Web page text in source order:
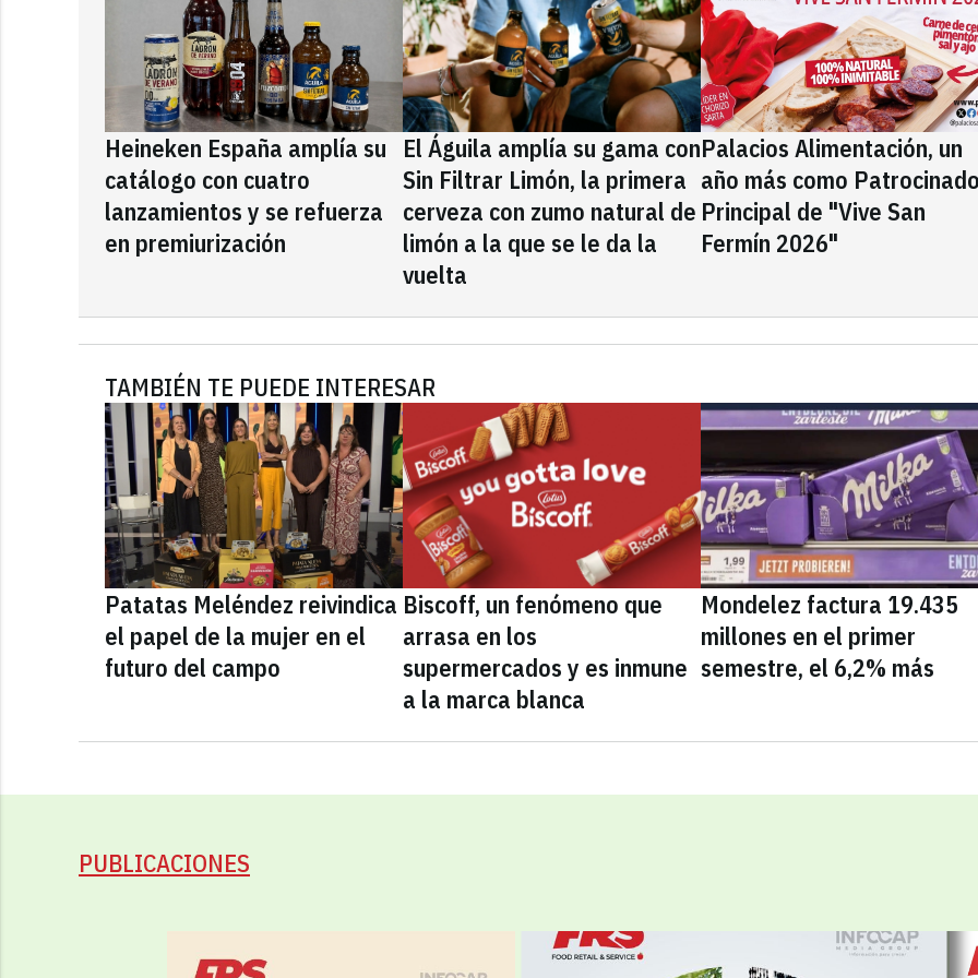
Heineken España amplía su
catálogo con cuatro
lanzamientos y se refuerza
en premiurización
El Águila amplía su gama con
Sin Filtrar Limón, la primera
cerveza con zumo natural de
limón a la que se le da la
vuelta
Palacios Alimentación, un
año más como
Principal de "Vive San
Fermín 2026"
TAMBIÉN TE PUEDE INTERESAR
Patatas Meléndez reivindica
el papel de la mujer en el
futuro del campo
Biscoff, un fenómeno que
arrasa en los
supermercados y es inmune
a la marca blanca
Mondelez factura 19.435
millones en el primer
semestre, el 6,2% más
PUBLICACIONES